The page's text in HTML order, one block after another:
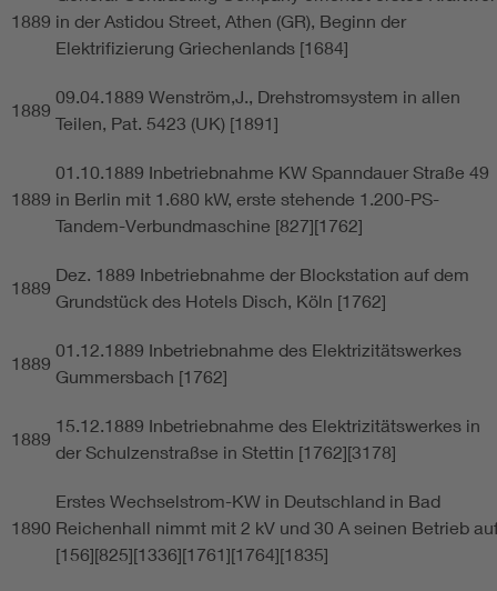
1889 in der Astidou Street, Athen (GR), Beginn der
Elektrifizierung Griechenlands [1684]
1889
09.04.1889 Wenström,J., Drehstromsystem in allen
Teilen, Pat. 5423 (UK) [1891]
1889
01.10.1889 Inbetriebnahme KW Spanndauer Straße 49
in Berlin mit 1.680 kW, erste stehende 1.200-PS-
Tandem-Verbundmaschine [827][1762]
1889
Dez. 1889 Inbetriebnahme der Blockstation auf dem
Grundstück des Hotels Disch, Köln [1762]
1889
01.12.1889 Inbetriebnahme des Elektrizitätswerkes
Gummersbach [1762]
1889
15.12.1889 Inbetriebnahme des Elektrizitätswerkes in
der Schulzenstraßse in Stettin [1762][3178]
1890
Erstes Wechselstrom-KW in Deutschland in Bad
Reichenhall nimmt mit 2 kV und 30 A seinen Betrieb
[156][825][1336][1761][1764][1835]